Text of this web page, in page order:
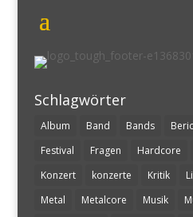
Schlagwörter
Album Band Bands
Festival
Fragen Hardcore
Konzert
konzerte Kritik
Metal
Metalcore Musik